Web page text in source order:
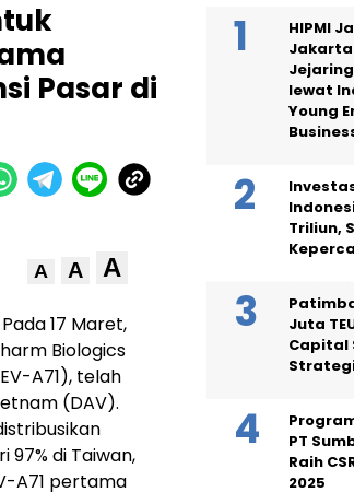
Pasar di
A A A
17 Maret,
Biologics
A71), telah
(DAV).
97% di Taiwan,
A71 pertama
HIPMI
Jakarta
lewat
Young
Triliun,
Juta
Capital
PT
Raih
2025